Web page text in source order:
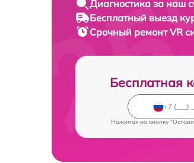
Диагностика за наш
Бесплатный выезд
Срочный ремонтVR
Бесплатная
Нажимая на кнопку